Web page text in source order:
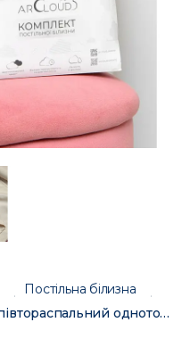
Постільна білизна
Комплект постільної білизни півтораспальний однотонний бежевого кольору 196780C